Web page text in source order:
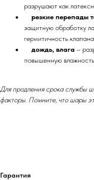
разрушают как
резкие перепады
защитную обработку
гермитичность
дождь, влага –
повышенную
Для продления срока службы
факторы. Помните, что шары
Гарантия